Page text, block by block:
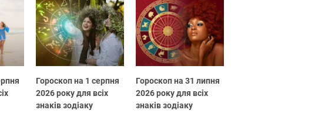
Гороскоп на 1 серпня
2026 року для всіх
знаків зодіаку
Гороскоп на 31 липня
2026 року для всіх
знаків зодіаку